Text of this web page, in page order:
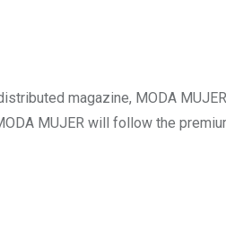
magazine, MODA
MUJER will follow the